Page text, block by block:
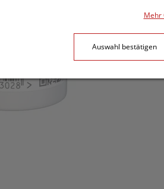
Mehr
Auswahl bestätigen